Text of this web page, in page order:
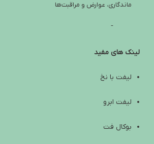
ماندگاری، عوارض و مراقبت‌ها
تفاوت آمپول لاغری ایرانی و خارجی؛ راهنمای
آب کردن غبغب: از علت‌ها و تمرین‌های خانگی تا
افتادگی پوست زیر چانه؛ علت‌ها، راه‌های درمان و
بهترین آمپول لاغری خارجی؛ راهنمای انتخاب ایمن
لینک های مفید
لیفت با نخ
لیفت ابرو
بوکال فت